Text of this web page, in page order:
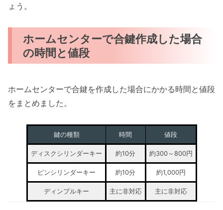
ょう。
ホームセンターで合鍵作成した場合
の時間と値段
ホームセンターで合鍵を作成した場合にかかる時間と値段
をまとめました。
鍵の種類 時間 値段
ディスクシリンダーキー 約10分 約300～800円
ピンシリンダーキー 約10分 約1,000円
ディンプルキー 主に非対応 主に非対応